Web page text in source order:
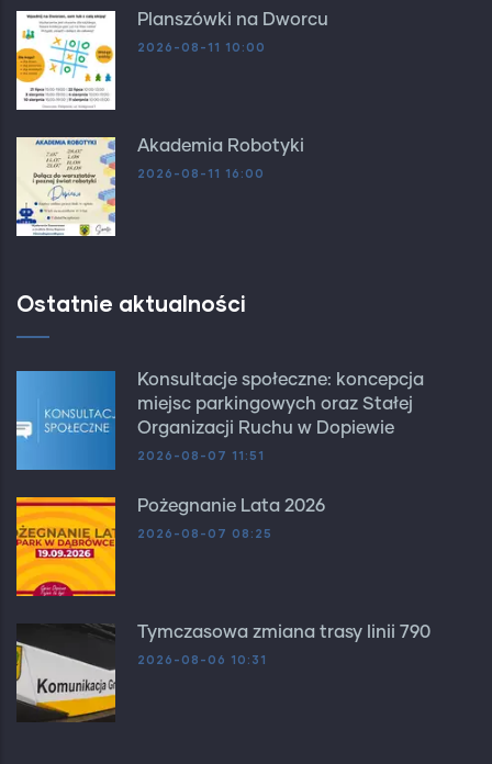
Planszówki na Dworcu
2026-08-11 10:00
Akademia Robotyki
2026-08-11 16:00
Ostatnie aktualności
Konsultacje społeczne: koncepcja
miejsc parkingowych oraz Stałej
Organizacji Ruchu w Dopiewie
2026-08-07 11:51
Pożegnanie Lata 2026
2026-08-07 08:25
Tymczasowa zmiana trasy linii 790
2026-08-06 10:31